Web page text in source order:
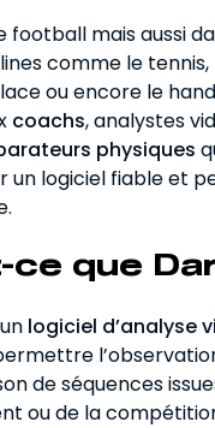
un outil
vidéo
football mais aussi
comme le
ou encore le
coachs, analystes
physiques
un logiciel fiable et
ce que
logiciel d’analyse
de séquences
ou de la